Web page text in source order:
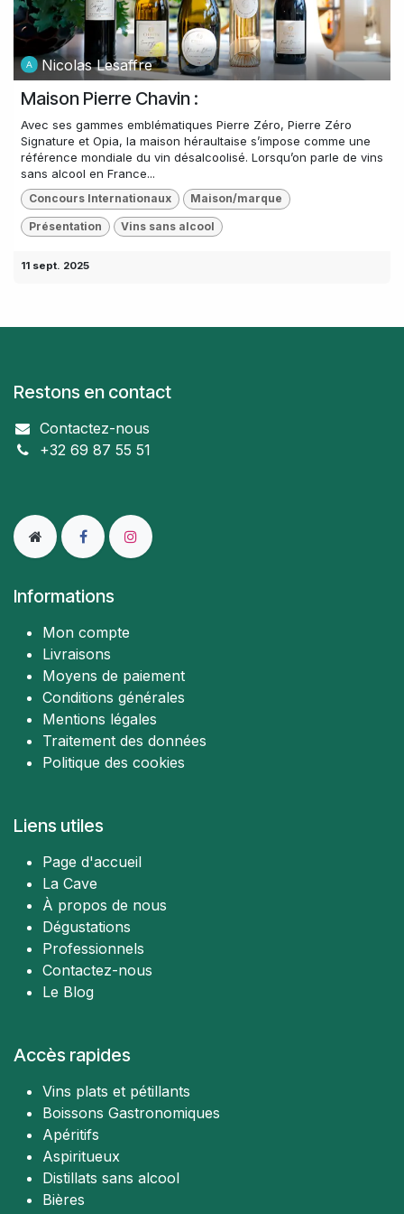
Nicolas Lesaffre
Maison Pierre Chavin :
Avec ses gammes emblématiques Pierre Zéro, Pierre Zéro
Signature et Opia, la maison héraultaise s’impose comme une
référence mondiale du vin désalcoolisé. Lorsqu’on parle de vins
sans alcool en France...
Concours Internationaux Maison/marque
Présentation Vins sans alcool
11 sept. 2025
Restons en contact
Contactez-nous
+32 69 87 55 51
Informations
Mon compte
Livraisons
Moyens de paiement
Conditions générales
Mentions légales
Traitement des données
Politique des cookies
Liens utiles
Page d'accueil
La Cave
À propos de nous
Dégustations
Professionnels
Contactez-nous
Le Blog
Accès rapides
Vins plats et pétillants
Boissons Gastronomiques
Apéritifs
Aspiritueux
Distillats sans alcool
Bières